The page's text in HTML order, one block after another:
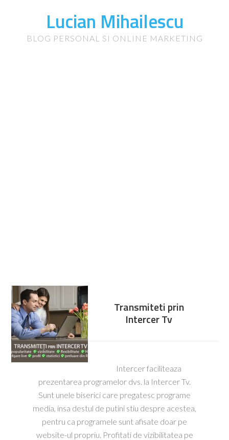
Lucian Mihailescu
BLOG PERSONAL SI ONLINE MARKETING
Transmiteti prin
Intercer Tv
Intercer faciliteaza
prezentarea programelor dvs. la Intercer Tv.
Sunt unele biserici care pregatesc programe
media, insa destul de putini stiu despre acestea,
pentru ca programele sunt afisate doar pe
website-ul propriu. Profitati de vizibilitatea pe